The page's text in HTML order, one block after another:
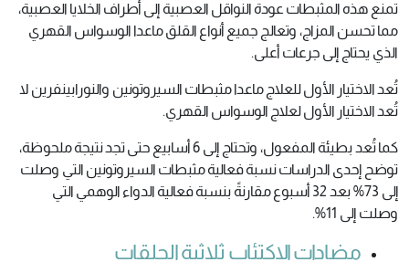
تمنع هذه المثبطات عودة النواقل العصبية إلى أطراف الخلايا العصبية،
مما تحسن المزاج، وتعالج جميع أنواع القلق ماعدا الوسواس القهري
الذي يحتاج إلى جرعات أعلى.
تُعد الاختيار الأول للعلاج ماعدا مثبطات السيروتونين والنورابينفرين لا
تُعد الاختيار الأول لعلاج الوسواس القهري.
كما تُعد بطيئة المفعول، وتحتاج إلى 6 أسابيع حتى تجد نتيجة ملحوظة،
توضح إحدى الدراسات نسبة فعالية مثبطات السيروتونين التي وصلت
إلى 73% بعد 32 أسبوع مقارنةً بنسبة فعالية الدواء الوهمي التي
وصلت إلى 11%.
مضادات الاكتئاب ثلاثية الحلقات